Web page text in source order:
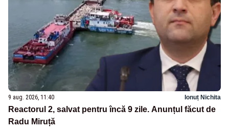
9 aug. 2026, 11:40 Ionuț Nichita
Reactorul 2, salvat pentru încă 9 zile. Anunțul făcut de
Radu Miruță